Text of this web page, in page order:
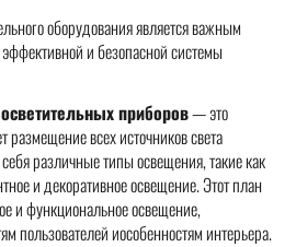
оборудования является важным
и безопасной системы
приборов— это
размещение всех источников света
различные типы освещения, такие как
и декоративное освещение. Этот план
и функциональное освещение,
пользователей иособенностям интерьера.